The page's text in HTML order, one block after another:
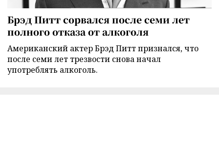
Брэд Питт сорвался после семи лет
полного отказа от алкоголя
Американский актер Брэд Питт признался, что
после семи лет трезвости снова начал
употреблять алкоголь.